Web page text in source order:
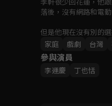
落後，沒有網路和電
但是他現在沒有別的
他阿弟牯、他討厭每
家庭
戲劇 台灣
參與演員
李運慶 丁也恬